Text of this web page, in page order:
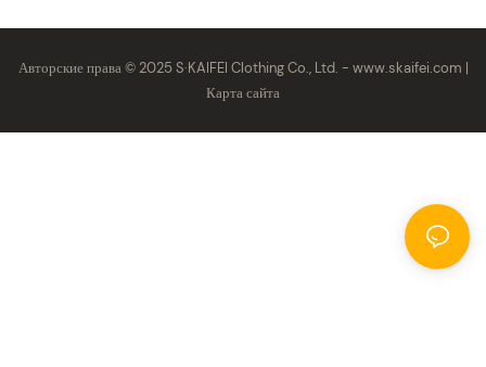
Авторские права © 2025 S·KAIFEI Clothing Co., Ltd. - www.skaifei.com |
Карта сайта